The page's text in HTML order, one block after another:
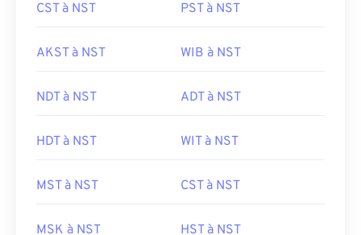
CST à NST PST à NST
AKST à NST WIB à NST
NDT à NST ADT à NST
HDT à NST WIT à NST
MST à NST CST à NST
MSK à NST HST à NST